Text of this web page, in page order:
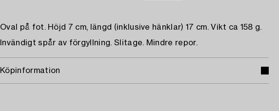
Oval på fot. Höjd 7 cm, längd (inklusive hänklar) 17 cm. Vikt ca 158 g.
Invändigt spår av förgyllning. Slitage. Mindre repor.
Köpinformation